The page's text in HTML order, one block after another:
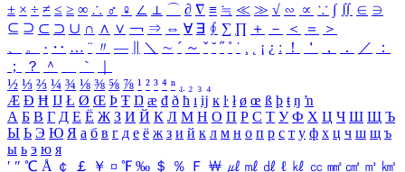
± × ÷ ≠ ≤ ≥ ∞ ∴ ♂ ♀ ∠ ⊥ ⌒ ∂ ∇ ≡ ≒ ≪ ≫ √ ∽ ∝ ∵ ∫ ∬ ∈ ∋
⊆ ⊇ ⊂ ⊃ ∪ ∩ ∧ ∨ ￢ ⇒ ⇔ ∀ ∃ ∮ ∑ ∏ ＋ － ＜ ＝
＞
、
。 · ‥ … ¨ 〃 ― ＼ ∼ ´ ～ ˇ ˘ ˝ ˚ ˙ ¸ ¡ ¿ ː ！ ＇ ， ． ／
：
；
？ ＾ ｀
½ ⅓ ⅔ ¼ ¾ ⅛ ⅜ ⅝ ⅞ ¹ ² ³ ⁴ ⁿ ₁ ₂ ₃ ₄
Æ Ð Ħ Ĳ Ł Ø Œ Þ Ŧ Ŋ æ đ ð ħ ı ĳ ĸ ŀ ł ø œ ß þ ŧ ŋ ŉ
А Б В Г Д Е Ё Ж З И Й К Л М Н О П Р С Т У Ф Х Ц Ч Ш Щ Ъ
Ы Ь Э Ю Я а б в г д е ё ж з и й к л м н о п р с т у ф х ц ч ш щ ъ
ы ь э ю я
′ ″ ℃ Å ￠ ￡ ￥ ¤ ℉ ‰ ＄ ％ Ｆ ￦ ㎕ ㎖ ㎗ ℓ ㎘ ㏄ ㎣ ㎤ ㎥ ㎦